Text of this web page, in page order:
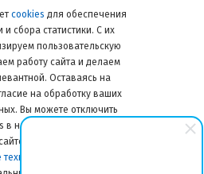
снижает риск
древесины.
и
подбора саморезов
следующие
cookies для обеспечения
и сбора статистики. С их
пользовательскую
работу сайта и делаем
Оставаясь на
на обработку ваших
Вы можете отключить
настройках браузера в
также применяются